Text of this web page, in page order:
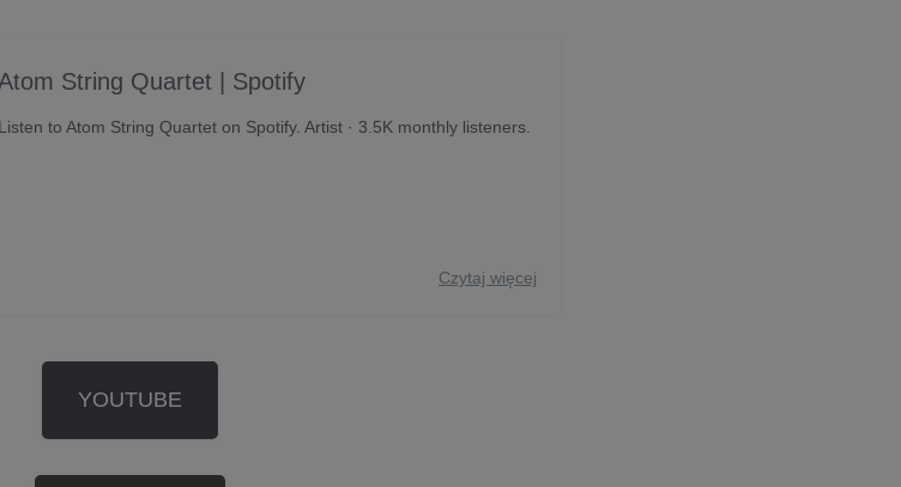
String Quartet | Spotify
Listen to Atom String Quartet on Spotify. Artist · 3.5K monthly listeners.
Czytaj więcej
YOUTUBE